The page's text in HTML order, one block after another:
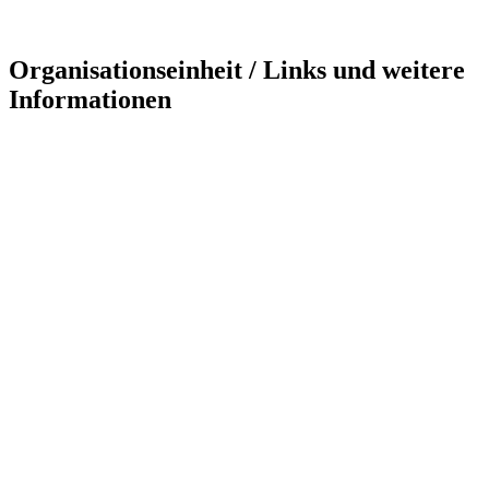
Organisationseinheit / Links und weitere
Informationen